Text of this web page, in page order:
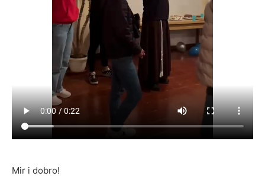
Mir i dobro!